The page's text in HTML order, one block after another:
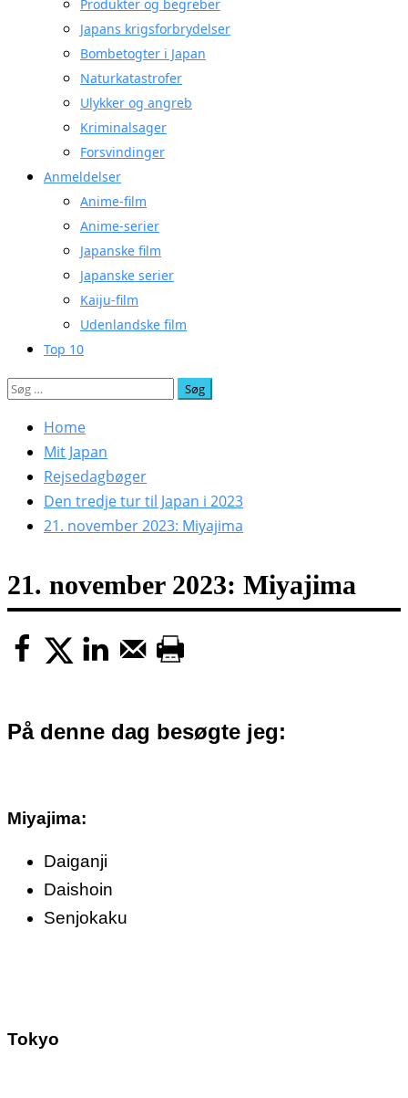
Produkter og begreber
Japans krigsforbrydelser
Bombetogter i Japan
Naturkatastrofer
Ulykker og angreb
Kriminalsager
Forsvindinger
Anmeldelser
Anime-film
Anime-serier
Japanske film
Japanske serier
Kaiju-film
Udenlandske film
Top 10
Søg
Home
Mit Japan
Rejsedagbøger
Den tredje tur til Japan i 2023
21. november 2023: Miyajima
21. november 2023: Miyajima
På denne dag besøgte jeg:
Miyajima:
Daiganji
Daishoin
Senjokaku
Tokyo